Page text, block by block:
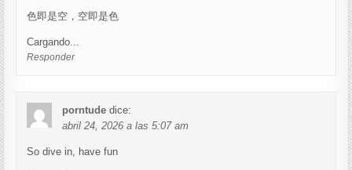
色即是空，空即是色
Cargando...
Responder
porntude dice:
abril 24, 2026 a las 5:07 am
So dive in, have fun